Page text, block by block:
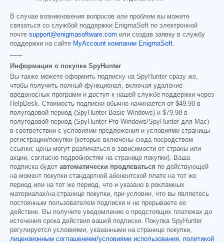
В случае возникновения вопросов или проблем вы можете
связаться со службой поддержки EnigmaSoft по электронной
почте support@enigmasoftware.com или создав заявку в службу
поддержки на сайте MyAccount компании EnigmaSoft
------
Информация о покупке SpyHunter
Вы также можете оформить подписку на SpyHunter сразу же,
чтобы получить полный функционал, включая удаление
вредоносных программ и доступ к нашей службе поддержки через
HelpDesk. Стоимость подписки обычно начинается от $49.98 в
полугодовой период (SpyHunter Basic Windows) и $79.98 в
полугодовой период (SpyHunter Pro Windows/SpyHunter для Mac)
в соответствии с условиями предложения и условиями страницы
регистрации/покупки (которые включены сюда посредством
ссылки; цены могут различаться в зависимости от страны или
акции, согласно подробностям на странице покупки). Ваша
подписка будет автоматически продлеваться по действующей
на момент покупки стандартной абонентской плате на тот же
период или на тот же период, что и указано в рекламных
материалах/на странице покупки, при условии, что вы являетесь
постоянным пользователем подписки и не прерываете ее
действие. Вы получите уведомление о предстоящих платежах до
истечения срока действия вашей подписки. Покупка SpyHunter
регулируется условиями, указанными на странице покупки,
лицензионным соглашением/условиями использования
политикой